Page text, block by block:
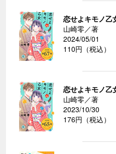
恋せよキモノ
山崎零／著
2024/05/01
110円（税込）
恋せよキモノ
山崎零／著
2023/10/30
176円（税込）